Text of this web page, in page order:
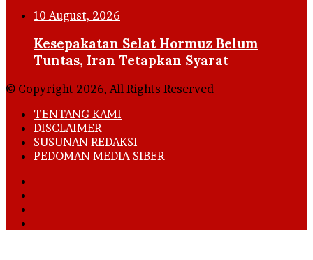
10 August, 2026
Kesepakatan Selat Hormuz Belum
Tuntas, Iran Tetapkan Syarat
© Copyright 2026, All Rights Reserved
TENTANG KAMI
DISCLAIMER
SUSUNAN REDAKSI
PEDOMAN MEDIA SIBER